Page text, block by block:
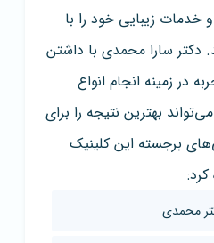
خدمات زیبایی خود را با
دکتر سارا محمدی با داشتن
زمینه انجام انواع
بهترین نتیجه را برای
برجسته این کلینیک
کرد:
محمدی